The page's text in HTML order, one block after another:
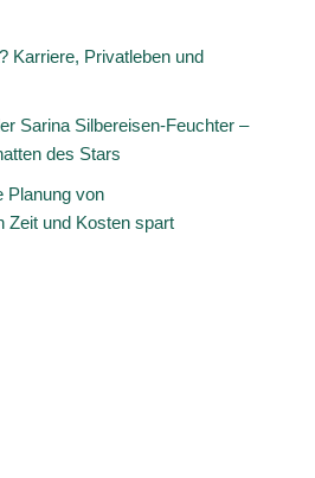
Karriere, Privatleben und
Sarina Silbereisen-Feuchter –
des Stars
Planung von
Zeit und Kosten spart